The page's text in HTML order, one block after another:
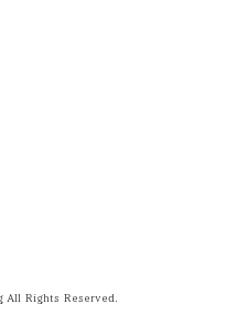
Rights Reserved.